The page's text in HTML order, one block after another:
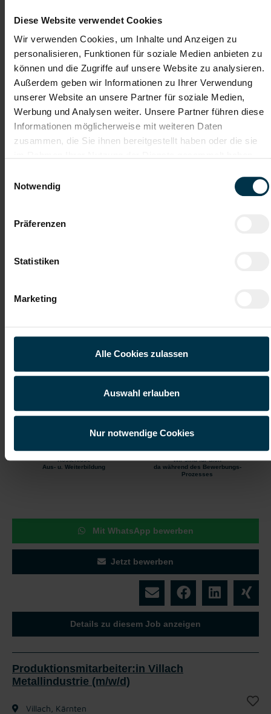
Diese Website verwendet Cookies
Wir verwenden Cookies, um Inhalte und Anzeigen zu
personalisieren, Funktionen für soziale Medien anbieten zu
können und die Zugriffe auf unsere Website zu analysieren.
Außerdem geben wir Informationen zu Ihrer Verwendung
unserer Website an unsere Partner für soziale Medien,
Werbung und Analysen weiter. Unsere Partner führen diese
Informationen möglicherweise mit weiteren Daten
zusammen, die Sie ihnen bereitgestellt haben oder die sie
Notwendig
Präferenzen
Statistiken
Marketing
Alle Cookies zulassen
Auswahl erlauben
Nur notwendige Cookies
Mitarbeiter Schmelzmetallurgie
(m/w/d)
Linz, Oberösterreich
ab EUR 18,83
Vollzeit
ab sofort
Kennenlernen und Mitwirken im gesamten
Instandhaltungsarbeiten
Schrittweises Einarbeiten in den Stahlherstellungsprozess auf
Kranfahren (kabinengesteuert) im Stahlwerk
Kostenlose
Aus- u. Weiterbildung
Wir sind für dich
da während des Bewerbungs-
Prozesses
Mit WhatsApp bewerben
Jetzt bewerben
Details zu diesem Job anzeigen
Produktionsmitarbeiter:in Villach
Metallindustrie (m/w/d)
Villach, Kärnten